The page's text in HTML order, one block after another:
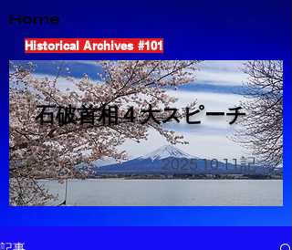
Home
Historical Archives #101
​石破首相４大スピーチ
2025.10.11記